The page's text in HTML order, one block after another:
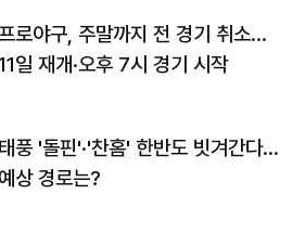
로야구, 주말까지 전 경기 취소…
일 재개·오후 7시 경기 시작
태풍 '돌핀'·'찬홈' 한반도 빗겨간다…
예상 경로는?